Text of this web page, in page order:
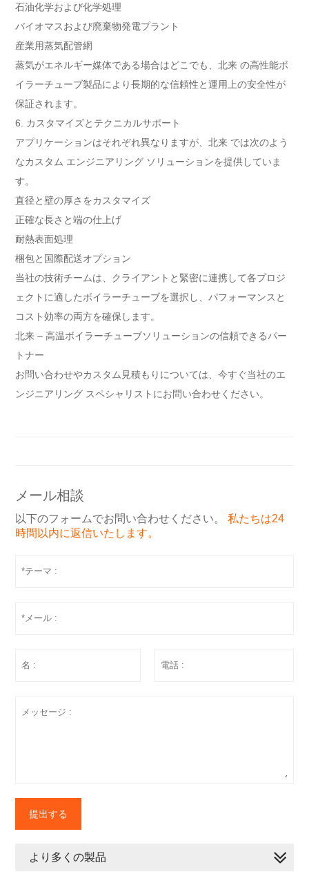
石油化学および化学処理
バイオマスおよび廃棄物発電プラント
産業用蒸気配管網
蒸気がエネルギー媒体である場合はどこでも、北来 の高性能ボ
イラーチューブ製品により長期的な信頼性と運用上の安全性が
保証されます。
6. カスタマイズとテクニカルサポート
アプリケーションはそれぞれ異なりますが、北来 では次のよう
なカスタム エンジニアリング ソリューションを提供していま
す。
直径と壁の厚さをカスタマイズ
正確な長さと端の仕上げ
耐熱表面処理
梱包と国際配送オプション
当社の技術チームは、クライアントと緊密に連携して各プロジ
ェクトに適したボイラーチューブを選択し、パフォーマンスと
コスト効率の両方を確保します。
北来 – 高温ボイラーチューブソリューションの信頼できるパー
トナー
お問い合わせやカスタム見積もりについては、今すぐ当社のエ
ンジニアリング スペシャリストにお問い合わせください。
メール相談
以下のフォームでお問い合わせください。私たちは24
時間以内に返信いたします。
提出する
より多くの製品